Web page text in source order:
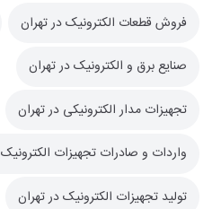
فروش قطعات الکترونیک در تهران
صنایع برق و الکترونیک در تهران
تجهیزات مدار الکترونیکی در تهران
واردات و صادرات تجهیزات
تولید تجهیزات الکترونیک در تهران